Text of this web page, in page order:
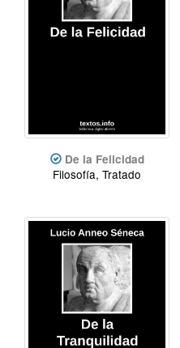
De la Felicidad
Filosofía, Tratado